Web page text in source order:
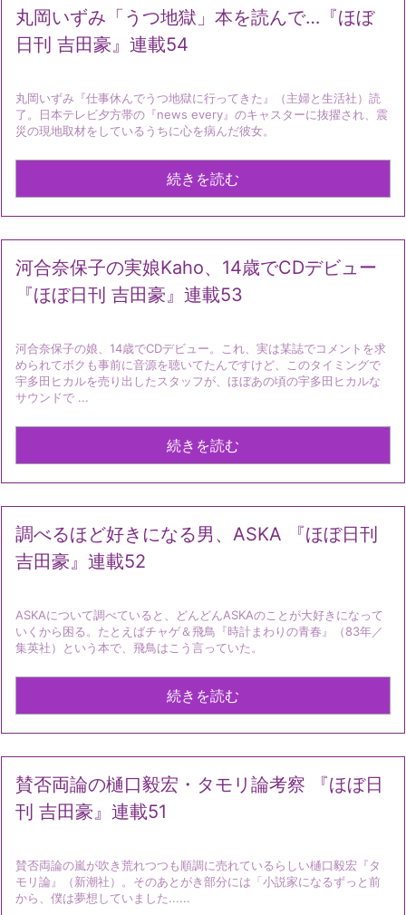
丸岡いずみ「うつ地獄」本を読んで…『ほぼ
日刊 吉田豪』連載54
丸岡いずみ『仕事休んでうつ地獄に行ってきた』（主婦と生活社）読
了。日本テレビ夕方帯の『news every』のキャスターに抜擢され、震
災の現地取材をしているうちに心を病んだ彼女。
続きを読む
河合奈保子の実娘Kaho、14歳でCDデビュー
『ほぼ日刊 吉田豪』連載53
河合奈保子の娘、14歳でCDデビュー。これ、実は某誌でコメントを求
められてボクも事前に音源を聴いてたんですけど、このタイミングで
宇多田ヒカルを売り出したスタッフが、ほぼあの頃の宇多田ヒカルな
サウンドで ...
続きを読む
調べるほど好きになる男、ASKA 『ほぼ日刊
吉田豪』連載52
ASKAについて調べていると、どんどんASKAのことが大好きになって
いくから困る。たとえばチャゲ＆飛鳥『時計まわりの青春』（83年／
集英社）という本で、飛鳥はこう言っていた。
続きを読む
賛否両論の樋口毅宏・タモリ論考察 『ほぼ日
刊 吉田豪』連載51
賛否両論の嵐が吹き荒れつつも順調に売れているらしい樋口毅宏『タ
モリ論』（新潮社）。そのあとがき部分には「小説家になるずっと前
から、僕は夢想していました......